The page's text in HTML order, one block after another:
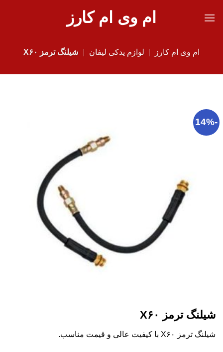
ام وی ام کارز
ام وی ام کارز لوازم یدکی لیفان شیلنگ ترمز X۶۰
-14%
شیلنگ ترمز X۶۰
شیلنگ ترمز X۶۰ با کیفیت عالی و قیمت مناسب.